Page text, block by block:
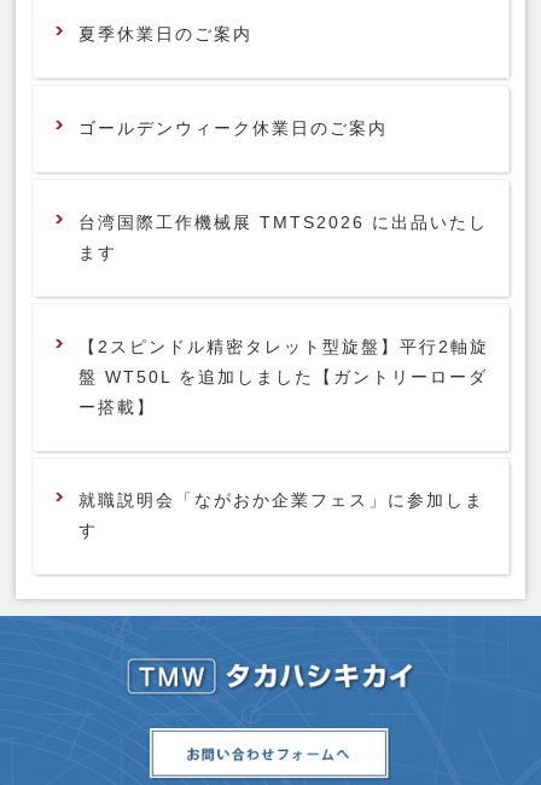
夏季休業日のご案内
ゴールデンウィーク休業日のご案内
台湾国際工作機械展 TMTS2026 に出品いたし
ます
【2スピンドル精密タレット型旋盤】平行2軸旋
盤 WT50L を追加しました【ガントリーローダ
ー搭載】
就職説明会「ながおか企業フェス」に参加しま
す